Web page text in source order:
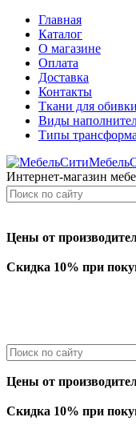
Главная
Каталог
О магазине
Оплата
Доставка
Контакты
Ткани для обивки
Виды
Типы
Интернет-магазин
Цены от
Скидка 10% при
Цены от
Скидка 10% при